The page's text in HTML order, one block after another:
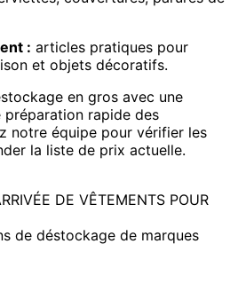
: articles pratiques pour
et objets décoratifs.
en gros avec une
rapide des
notre équipe pour vérifier les
la liste de prix actuelle.
DE VÊTEMENTS POUR
de déstockage de marques